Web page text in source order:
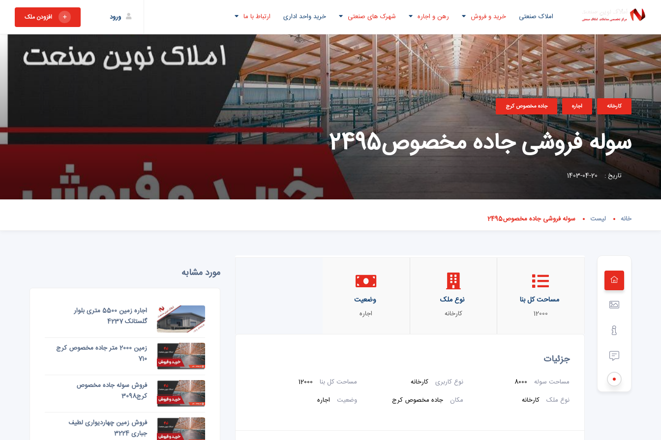
افزودن ملک ورود املاک صنعتی خرید و فروش رهن و اجاره شهرک های صنعتی خرید واحد اداری ارتباط با ما
کارخانه اجاره جاده مخصوص کرج
سوله فروشی جاده مخصوص2495
تاریخ : 20-04-1403
خانه لیست سوله فروشی جاده مخصوص2495
مساحت کل بنا
12000
نوع ملک
کارخانه
وضعیت
اجاره
جزئیات
مساحت سوله نوع کاربری کارخانه مساحت کل بنا
نوع ملک
کارخانه مکان جاده مخصوص کرج وضعیت اجاره
مورد مشابه
اجاره زمین 5500 متری بلوار
گلستانک 4237
زمین 2000 متر جاده مخصوص کرج
710
فروش سوله جاده مخصوص
کرج3098
فروش زمین چهاردیواری لطیف
جباری 3224